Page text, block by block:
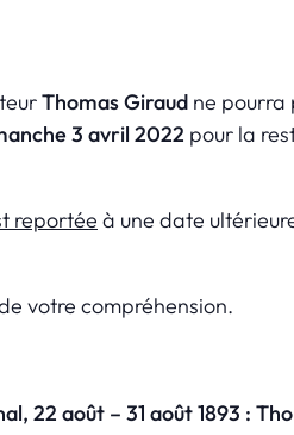
Thomas Giraud ne pourra
3 avril 2022 pour la
reportée à une date
votre compréhension.
22 août – 31 août 1893 :